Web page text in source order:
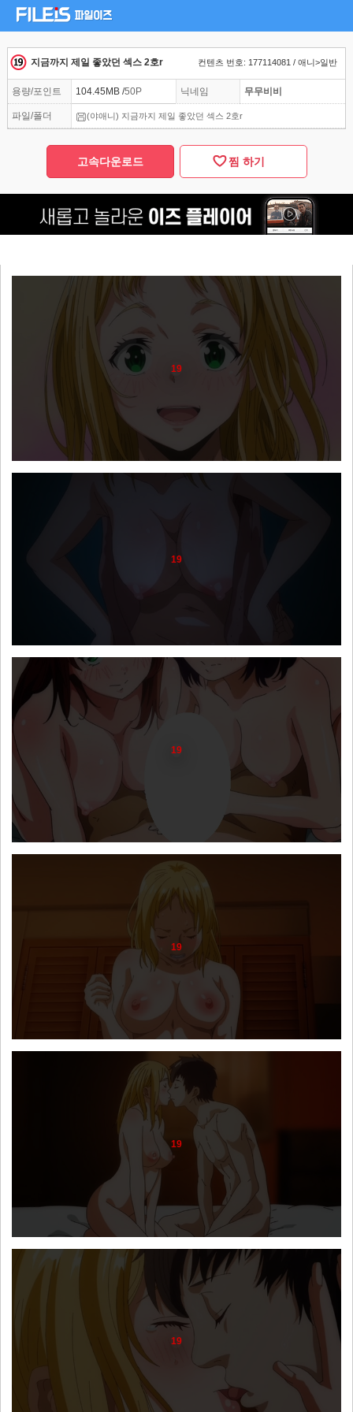
지금까지 제일 좋았던 섹스 2호r 컨텐츠 번호: 177114081 / 애니>일반
용량/포인트 104.45MB /50P 닉네임 무무비비
파일/폴더 (야애니) 지금까지 제일 좋았던 섹스 2호r
고속다운로드 찜 하기
19
19
19
19
19
19